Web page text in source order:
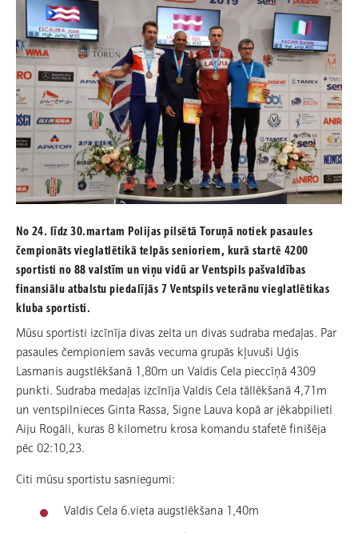
No 24. līdz 30.martam Polijas pilsētā Toruņā notiek pasaules
čempionāts vieglatlētikā telpās senioriem, kurā startē 4200
sportisti no 88 valstīm un viņu vidū ar Ventspils pašvaldības
finansiālu atbalstu piedalījās 7 Ventspils veterānu vieglatlētikas
kluba sportisti.
Mūsu sportisti izcīnīja divas zelta un divas sudraba medaļas. Par
pasaules čempioniem savās vecuma grupās kļuvuši Uģis
Lasmanis augstlēkšanā 1,80m un Valdis Cela pieccīņā 4309
punkti. Sudraba medaļas izcīnīja Valdis Cela tāllēkšanā 4,71m
un ventspilnieces Ginta Rassa, Signe Lauva kopā ar jēkabpilieti
Aiju Rogāli, kuras 8 kilometru krosa komandu stafetē finišēja
pēc 02:10,23.
Citi mūsu sportistu sasniegumi:
Valdis Cela 6.vieta augstlēkšana 1,40m